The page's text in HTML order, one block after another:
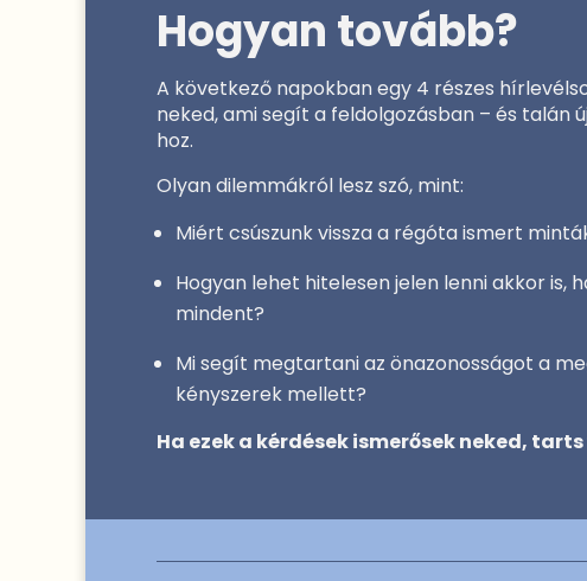
Hogyan tovább?
A következő napokban egy 4 részes
neked, ami segít a feldolgozásban – és talán
hoz.
Olyan dilemmákról lesz szó, mint:
Miért csúszunk vissza a régóta ismert
Hogyan lehet hitelesen jelen lenni akkor is,
mindent?
Mi segít megtartani az önazonosságot a
kényszerek mellett?
Ha ezek a kérdések ismerősek neked,